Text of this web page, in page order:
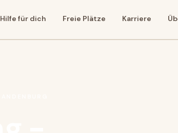
Hilfe für dich Freie Plätze Karriere